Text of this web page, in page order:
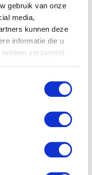
gebruik van onze
media,
kunnen deze
informatie die u
verzameld